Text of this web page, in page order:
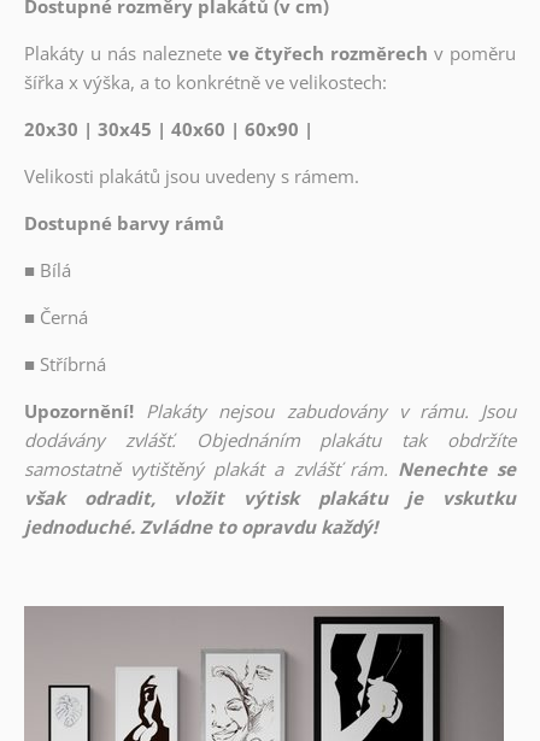
Dostupné rozměry plakátů (v cm)
Plakáty u nás naleznete ve čtyřech rozměrech v poměru
šířka x výška, a to konkrétně ve velikostech:
20x30 | 30x45 | 40x60 | 60x90 |
Velikosti plakátů jsou uvedeny s rámem.
Dostupné barvy rámů
■ Bílá
■ Černá
■ Stříbrná
Upozornění! Plakáty nejsou zabudovány v rámu. Jsou
dodávány zvlášť. Objednáním plakátu tak obdržíte
samostatně vytištěný plakát a zvlášť rám. Nenechte se
však odradit, vložit výtisk plakátu je vskutku
jednoduché. Zvládne to opravdu každý!